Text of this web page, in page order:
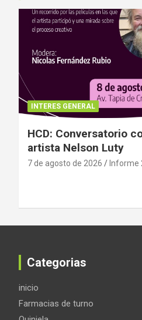
INTERES GENERAL
HCD: Conversatorio
artista Nelson Luty
7 de agosto de 2026 Informe
Categorias
inicio
Farmacias de turno